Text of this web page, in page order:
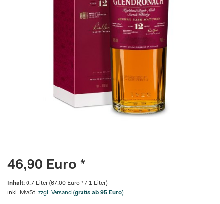
46,90 Euro *
Inhalt: 0.7 Liter (67,00 Euro * / 1 Liter)
inkl. MwSt. zzgl. Versand (gratis ab 95 Euro)